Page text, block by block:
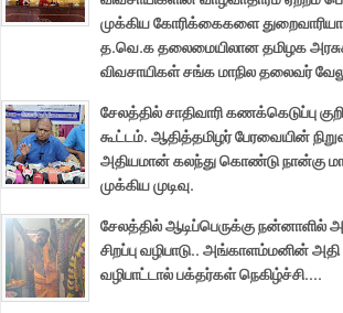
முக்கிய கோரிக்கைகளை
த.வெ.க தலைமையிலான தமிழக
விவசாயிகள் சங்க மாநில தலைவர்
சேலத்தில் சாதிவாரி கணக்கெடுப்பு
கூட்டம். ஆதித்தமிழர் பேரவையின்
அதியமான் கலந்து கொண்டு நான்கு
முக்கிய முடிவு.
சேலத்தில் ஆடிப்பெருக்கு நன்னாளில்
சிறப்பு வழிபாடு.. அங்காளம்மனின் அதி
வழிபாட்டால் பக்தர்கள் நெகிழ்ச்சி....